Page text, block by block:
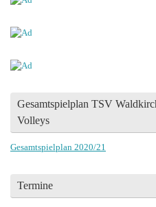
Gesamtspielplan TSV
Volleys
Gesamtspielplan 2020/21
Termine